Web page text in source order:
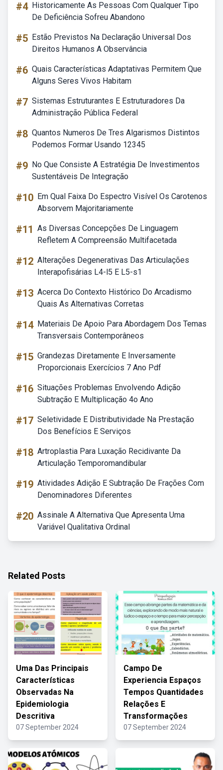
#4 Historicamente As Pessoas Com Qualquer Tipo
De Deficiência Sofreu Abandono
#5 Estão Previstos Na Declaração Universal Dos
Direitos Humanos A Observância
#6 Quais Características Adaptativas Permitem Que
Alguns Seres Vivos Habitam
#7 Sistemas Estruturantes E Estruturadores Da
Administração Pública Federal
#8 Quantos Numeros De Tres Algarismos Distintos
Podemos Formar Usando 12345
#9 No Que Consiste A Estratégia De Investimentos
Sustentáveis De Integração
#10 Em Qual Faixa Do Espectro Visível Os Carotenos
Absorvem Majoritariamente
#11 As Diversas Concepções De Linguagem
Refletem A Compreensão Multifacetada
#12 Alterações Degenerativas Das Articulações
Interapofisárias L4-l5 E L5-s1
#13 Acerca Do Contexto Histórico Do Arcadismo
Quais As Alternativas Corretas
#14 Materiais De Apoio Para Abordagem Dos Temas
Transversais Contemporâneos
#15 Grandezas Diretamente E Inversamente
Proporcionais Exercícios 7 Ano Pdf
#16 Situações Problemas Envolvendo Adição
Subtração E Multiplicação 4o Ano
#17 Seletividade E Distributividade Na Prestação
Dos Benefícios E Serviços
#18 Artroplastia Para Luxação Recidivante Da
Articulação Temporomandibular
#19 Atividades Adição E Subtração De Frações Com
Denominadores Diferentes
#20 Assinale A Alternativa Que Apresenta Uma
Variável Qualitativa Ordinal
Related Posts
Uma Das Principais
Características
Observadas Na
Epidemiologia
Descritiva
07 September 2024
Campo De
Experiencia Espaços
Tempos Quantidades
Relações E
Transformações
07 September 2024